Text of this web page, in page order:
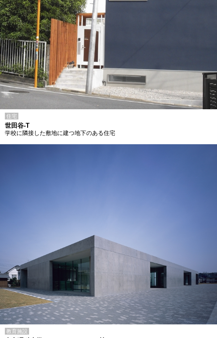
住宅
世田谷-T
学校に隣接した敷地に建つ地下のある住宅
教育施設